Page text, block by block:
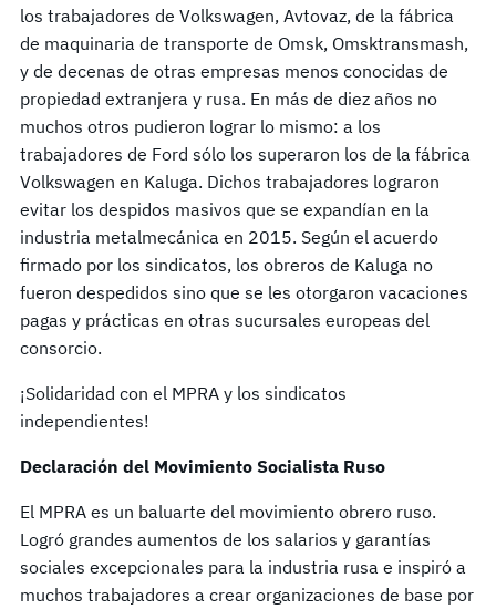
los trabajadores de Volkswagen, Avtovaz, de la fábrica
de maquinaria de transporte de Omsk, Omsktransmash,
y de decenas de otras empresas menos conocidas de
propiedad extranjera y rusa. En más de diez años no
muchos otros pudieron lograr lo mismo: a los
trabajadores de Ford sólo los superaron los de la fábrica
Volkswagen en Kaluga. Dichos trabajadores lograron
evitar los despidos masivos que se expandían en la
industria metalmecánica en 2015. Según el acuerdo
firmado por los sindicatos, los obreros de Kaluga no
fueron despedidos sino que se les otorgaron vacaciones
pagas y prácticas en otras sucursales europeas del
consorcio.
¡Solidaridad con el MPRA y los sindicatos
independientes!
Declaración del Movimiento Socialista Ruso
El MPRA es un baluarte del movimiento obrero ruso.
Logró grandes aumentos de los salarios y garantías
sociales excepcionales para la industria rusa e inspiró a
muchos trabajadores a crear organizaciones de base por